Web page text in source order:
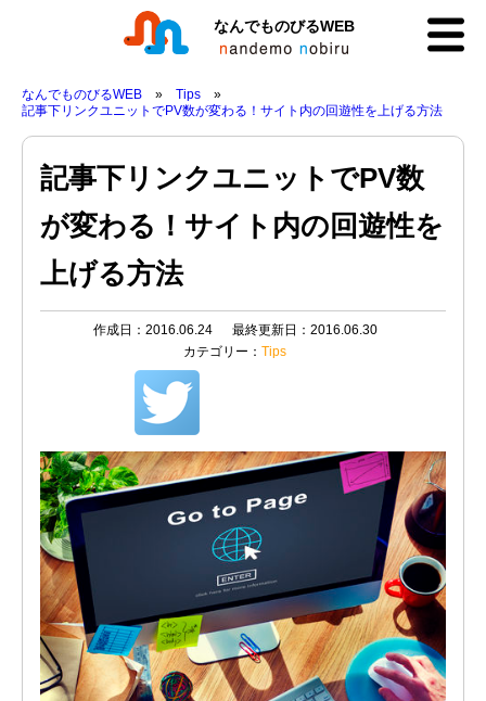
なんでものびるWEB
なんでものびるWEB
Tips
記事下リンクユニットでPV数が変わる！サイト内の回遊性を上げる方法
記事下リンクユニットでPV数
が変わる！サイト内の回遊性を
上げる方法
作成日：2016.06.24
最終更新日：2016.06.30
カテゴリー： Tips